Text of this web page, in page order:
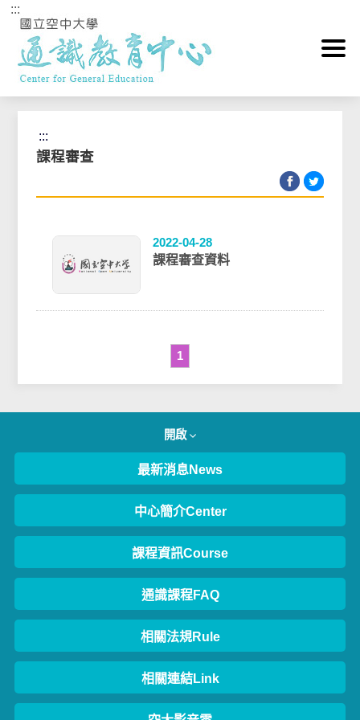
跳到主要內容區塊
:::
首頁>課程資訊Course>課程審查
:::
課程審查
2022-04-28
課程審查資料
1
開啟
最新消息News
中心簡介Center
課程資訊Course
通識課程FAQ
相關法規Rule
相關連結Link